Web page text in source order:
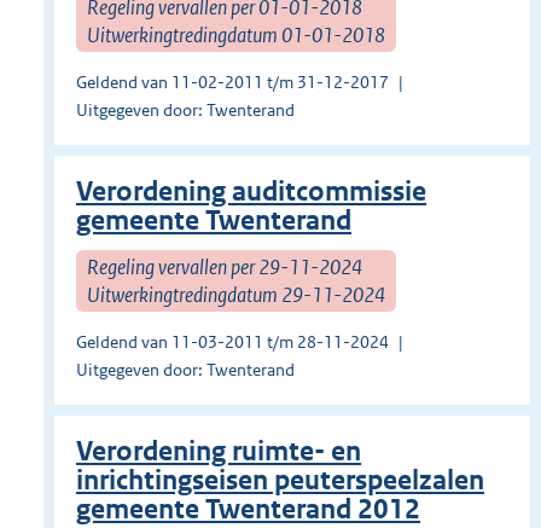
Regeling vervallen per 01-01-2018
Uitwerkingtredingdatum 01-01-2018
Geldend van 11-02-2011 t/m 31-12-2017
Uitgegeven door: Twenterand
Verordening auditcommissie
gemeente Twenterand
Regeling vervallen per 29-11-2024
Uitwerkingtredingdatum 29-11-2024
Geldend van 11-03-2011 t/m 28-11-2024
Uitgegeven door: Twenterand
Verordening ruimte- en
inrichtingseisen peuterspeelzalen
gemeente Twenterand 2012